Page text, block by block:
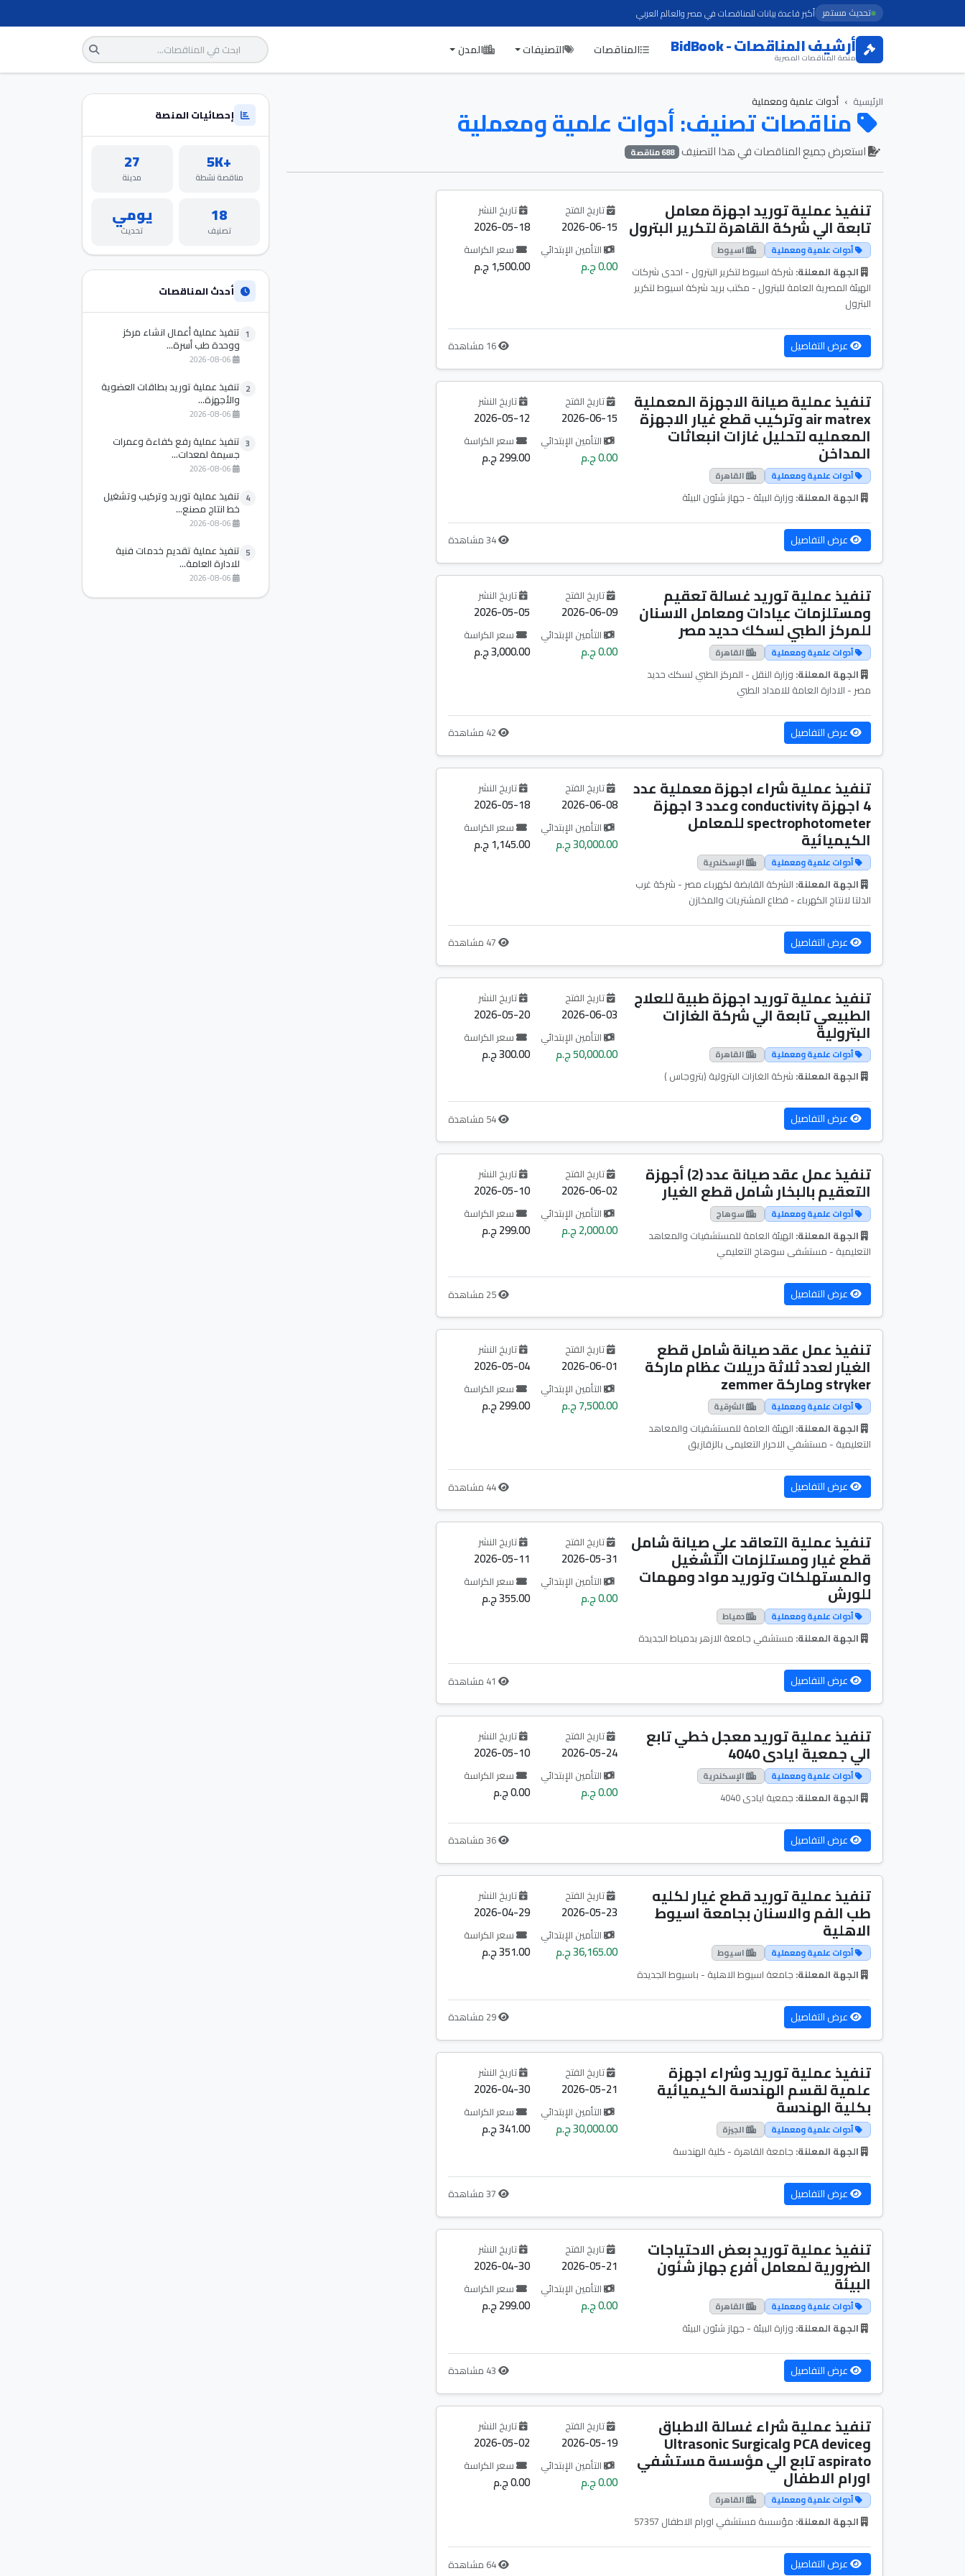
تحديث مستمر أكبر قاعدة بيانات للمناقصات في مصر والعالم العربي
أرشيف المناقصات - BidBook
منصة المناقصات المصرية المناقصات التصنيفات المدن
إحصائيات المنصة
+5K
مناقصة نشطة
27
مدينة
18
تصنيف
يومي
تحديث
أحدث المناقصات
1 تنفيذ عملية أعمال انشاء مركز
ووحدة طب أسرة...
2 تنفيذ عملية توريد بطاقات العضوية
والأجهزة...
3 تنفيذ عملية رفع كفاءة وعمرات
جسيمة لمعدات...
4 تنفيذ عملية توريد وتركيب وتشغيل
خط انتاج مصنع...
5 تنفيذ عملية تقديم خدمات فنية
للادارة العامة...
الرئيسية أدوات علمية ومعملية
مناقصات تصنيف: أدوات علمية ومعملية
استعرض جميع المناقصات في هذا التصنيف 688 مناقصة
تنفيذ عملية توريد اجهزة معامل
تابعة الي شركة القاهرة لتكرير البترول
أدوات علمية ومعملية اسيوط
الجهة المعلنة: شركة اسيوط لتكرير البترول - احدى شركات
الهيئة المصرية العامة للبترول - مكتب بريد شركة اسيوط لتكرير
البترول
تاريخ الفتح
2026-06-15
تاريخ النشر
2026-05-18
التأمين الإبتدائي
0.00 ج.م
سعر الكراسة
1,500.00 ج.م
عرض التفاصيل 16 مشاهدة
تنفيذ عملية صيانة الاجهزة المعملية
air matrex وتركيب قطع غيار الاجهزة
المعمليه لتحليل غازات انبعاثات
المداخن
أدوات علمية ومعملية القاهرة
الجهة المعلنة: وزارة البيئة - جهاز شئون البيئة
تاريخ الفتح
2026-06-15
تاريخ النشر
2026-05-12
التأمين الإبتدائي
0.00 ج.م
سعر الكراسة
299.00 ج.م
عرض التفاصيل 34 مشاهدة
تنفيذ عملية توريد غسالة تعقيم
ومستلزمات عيادات ومعامل الاسنان
للمركز الطبي لسكك حديد مصر
أدوات علمية ومعملية القاهرة
الجهة المعلنة: وزارة النقل - المركز الطبي لسكك حديد
مصر - الادارة العامة للامداد الطبي
تاريخ الفتح
2026-06-09
تاريخ النشر
2026-05-05
التأمين الإبتدائي
0.00 ج.م
سعر الكراسة
3,000.00 ج.م
عرض التفاصيل
تنفيذ عملية شراء اجهزة معملية عدد
4 اجهزة conductivity وعدد 3 اجهزة
spectrophotometer للمعامل
الكيميائية
أدوات علمية ومعملية الإسكندرية
الجهة المعلنة: الشركة القابضة لكهرباء مصر - شركة غرب
الدلتا لانتاج الكهرباء - قطاع المشتريات والمخازن
تاريخ الفتح
2026-06-08
تاريخ النشر
2026-05-18
التأمين الإبتدائي
30,000.00 ج.م
سعر الكراسة
1,145.00 ج.م
عرض التفاصيل
تنفيذ عملية توريد اجهزة طبية للعلاج
الطبيعي تابعة الي شركة الغازات
البترولية
أدوات علمية ومعملية القاهرة
الجهة المعلنة: شركة الغازات البترولية (بتروجاس )
تاريخ الفتح
2026-06-03
تاريخ النشر
2026-05-20
التأمين الإبتدائي
50,000.00 ج.م
سعر الكراسة
300.00 ج.م
عرض التفاصيل 54 مشاهدة
تنفيذ عمل عقد صيانة عدد (2) أجهزة
التعقيم بالبخار شامل قطع الغيار
أدوات علمية ومعملية سوهاج
الجهة المعلنة: الهيئة العامة للمستشفيات والمعاهد
التعليمية - مستشفى سوهاج التعليمي
تاريخ الفتح
2026-06-02
تاريخ النشر
2026-05-10
التأمين الإبتدائي
2,000.00 ج.م
سعر الكراسة
299.00 ج.م
عرض التفاصيل 25 مشاهدة
تنفيذ عمل عقد صيانة شامل قطع
الغيار لعدد ثلاثة دريلات عظام ماركة
stryker وماركة zemmer
أدوات علمية ومعملية الشرقية
الجهة المعلنة: الهيئة العامة للمستشفيات والمعاهد
التعليمية - مستشفي الاحرار التعليمى بالزقازيق
تاريخ الفتح
2026-06-01
تاريخ النشر
2026-05-04
التأمين الإبتدائي
7,500.00 ج.م
سعر الكراسة
299.00 ج.م
عرض التفاصيل 44 مشاهدة
تنفيذ عملية التعاقد علي صيانة شامل
قطع غيار ومستلزمات التشغيل
والمستهلكات وتوريد مواد ومهمات
للورش
أدوات علمية ومعملية دمياط
الجهة المعلنة: مستشفي جامعة الازهر بدمياط الجديدة
تاريخ الفتح
2026-05-31
تاريخ النشر
2026-05-11
التأمين الإبتدائي
0.00 ج.م
سعر الكراسة
355.00 ج.م
عرض التفاصيل
تنفيذ عملية توريد معجل خطي تابع
الي جمعية ايادى 4040
أدوات علمية ومعملية الإسكندرية
الجهة المعلنة: جمعية ايادى 4040
تاريخ الفتح
2026-05-24
تاريخ النشر
2026-05-10
التأمين الإبتدائي
0.00 ج.م
سعر الكراسة
0.00 ج.م
عرض التفاصيل 36 مشاهدة
تنفيذ عملية توريد قطع غيار لكليه
طب الفم والاسنان بجامعة اسيوط
الاهلية
أدوات علمية ومعملية اسيوط
الجهة المعلنة: جامعة اسيوط الاهلية - باسيوط الجديدة
تاريخ الفتح
2026-05-23
تاريخ النشر
2026-04-29
التأمين الإبتدائي
36,165.00 ج.م
سعر الكراسة
351.00 ج.م
عرض التفاصيل 29 مشاهدة
تنفيذ عملية توريد وشراء اجهزة
علمية لقسم الهندسة الكيميائية
بكلية الهندسة
أدوات علمية ومعملية الجيزة
الجهة المعلنة: جامعة القاهرة - كلية الهندسة
تاريخ الفتح
2026-05-21
تاريخ النشر
2026-04-30
التأمين الإبتدائي
30,000.00 ج.م
سعر الكراسة
341.00 ج.م
عرض التفاصيل
تنفيذ عملية توريد بعض الاحتياجات
الضرورية لمعامل أفرع جهاز شئون
البيئة
أدوات علمية ومعملية القاهرة
الجهة المعلنة: وزارة البيئة - جهاز شئون البيئة
تاريخ الفتح
2026-05-21
تاريخ النشر
2026-04-30
التأمين الإبتدائي
0.00 ج.م
سعر الكراسة
299.00 ج.م
عرض التفاصيل
تنفيذ عملية شراء غسالة الاطباق
وPCA device وUltrasonic Surgical
aspirato تابع الي مؤسسة مستشفي
اورام الاطفال
أدوات علمية ومعملية القاهرة
الجهة المعلنة: مؤسسة مستشفي اورام الاطفال 57357
تاريخ الفتح
2026-05-19
تاريخ النشر
2026-05-02
التأمين الإبتدائي
0.00 ج.م
سعر الكراسة
0.00 ج.م
عرض التفاصيل 64 مشاهدة